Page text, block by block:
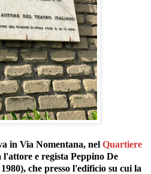
in Via Nomentana, nel Quartiere
l'attore e regista Peppino De
che presso l'edificio su cui la